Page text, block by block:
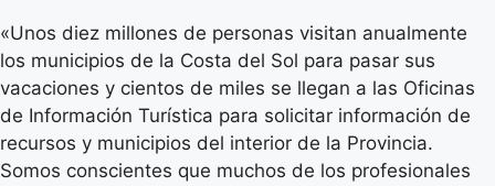
«Unos diez millones de personas visitan anualmente
los municipios de la Costa del Sol para pasar sus
vacaciones y cientos de miles se llegan a las Oficinas
de Información Turística para solicitar información de
recursos y municipios del interior de la Provincia.
Somos conscientes que muchos de los profesionales